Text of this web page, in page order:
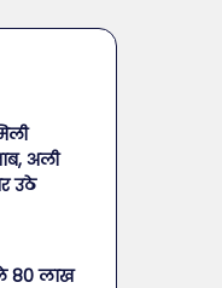
अली
उठे
80 लाख